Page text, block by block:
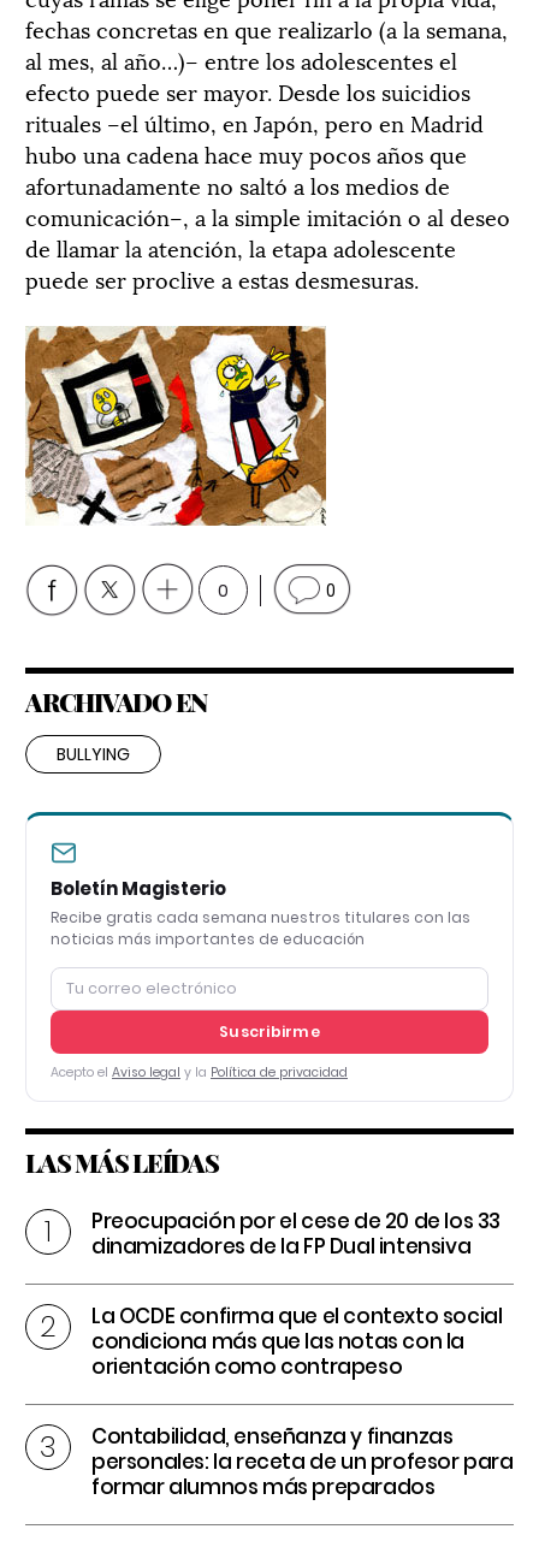
fechas concretas en que realizarlo (a la semana,
al mes, al año…)– entre los adolescentes el
efecto puede ser mayor. Desde los suicidios
rituales –el último, en Japón, pero en Madrid
hubo una cadena hace muy pocos años que
afortunadamente no saltó a los medios de
comunicación–, a la simple imitación o al deseo
de llamar la atención, la etapa adolescente
puede ser proclive a estas desmesuras.
0 0
ARCHIVADO EN
BULLYING
Boletín Magisterio
Recibe gratis cada semana nuestros titulares con las
noticias más importantes de educación
Suscribirme
Acepto el Aviso legal y la Política de privacidad
LAS MÁS LEÍDAS
Preocupación por el cese de 20 de los 33
dinamizadores de la FP Dual intensiva
La OCDE confirma que el contexto social
condiciona más que las notas con la
orientación como contrapeso
Contabilidad, enseñanza y finanzas
personales: la receta de un profesor para
formar alumnos más preparados